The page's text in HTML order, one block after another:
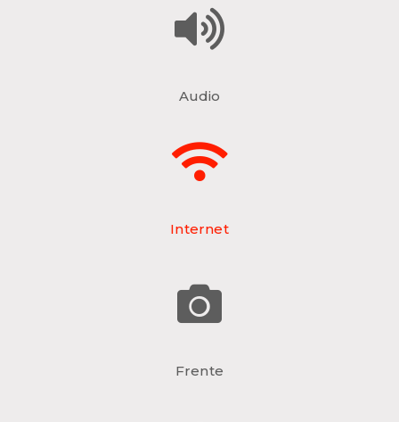
Audio
Internet
Frente